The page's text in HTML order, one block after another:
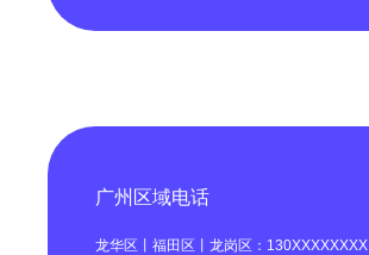
广州区域电话
龙华区丨福田区丨龙岗区：130XXXXXXXX